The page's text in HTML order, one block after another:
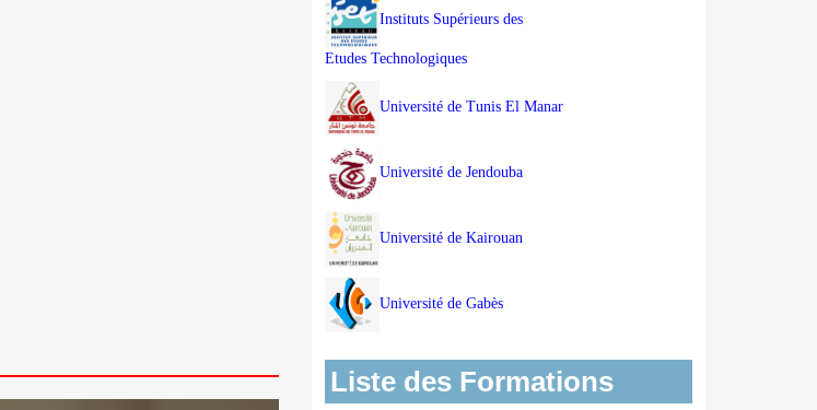
Instituts Supérieurs des
Etudes Technologiques
Université de Tunis El Manar
Université de Jendouba
Université de Kairouan
Université de Gabès
Liste des Formations